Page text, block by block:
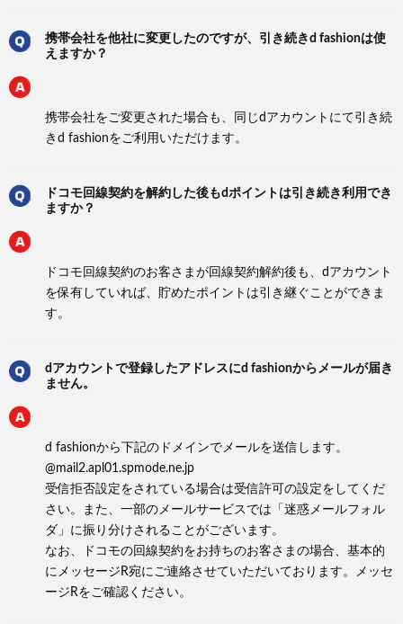
携帯会社を他社に変更したのですが、引き続きd fashionは使
えますか？
携帯会社をご変更された場合も、同じdアカウントにて引き続
きd fashionをご利用いただけます。
ドコモ回線契約を解約した後もdポイントは引き続き利用でき
ますか？
ドコモ回線契約のお客さまが回線契約解約後も、dアカウント
を保有していれば、貯めたポイントは引き継ぐことができま
す。
dアカウントで登録したアドレスにd fashionからメールが届き
ません。
d fashionから下記のドメインでメールを送信します。
@mail2.apl01.spmode.ne.jp
受信拒否設定をされている場合は受信許可の設定をしてくだ
さい。また、一部のメールサービスでは「迷惑メールフォル
ダ」に振り分けされることがございます。
なお、ドコモの回線契約をお持ちのお客さまの場合、基本的
にメッセージR宛にご連絡させていただいております。メッセ
ージRをご確認ください。